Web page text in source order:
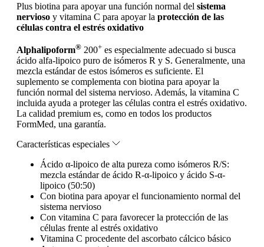
Plus biotina para apoyar una función normal del sistema
nervioso y vitamina C para apoyar la protección de las
células contra el estrés oxidativo
Alphalipoform® 200+ es especialmente adecuado si busca
ácido alfa-lipoico puro de isómeros R y S. Generalmente, una
mezcla estándar de estos isómeros es suficiente. El
suplemento se complementa con biotina para apoyar la
función normal del sistema nervioso. Además, la vitamina C
incluida ayuda a proteger las células contra el estrés oxidativo.
La calidad premium es, como en todos los productos
FormMed, una garantía.
Características especiales
Ácido α-lipoico de alta pureza como isómeros R/S:
mezcla estándar de ácido R-α-lipoico y ácido S-α-
lipoico (50:50)
Con biotina para apoyar el funcionamiento normal del
sistema nervioso
Con vitamina C para favorecer la protección de las
células frente al estrés oxidativo
Vitamina C procedente del ascorbato cálcico básico